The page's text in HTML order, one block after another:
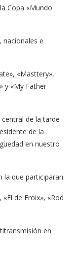
Copa «Mundo
nacionales e
«Masttery»,
y «My Father
de la tarde
de la
en nuestro
la que participaran:
de Froix», «Rod
en